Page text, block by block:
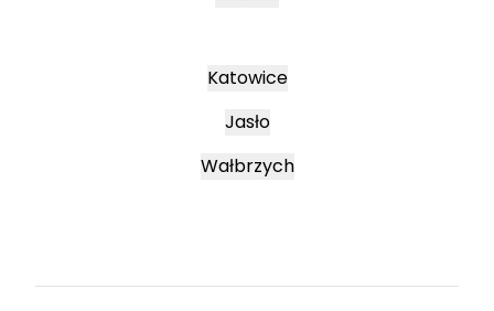
Katowice
Jasło
Wałbrzych